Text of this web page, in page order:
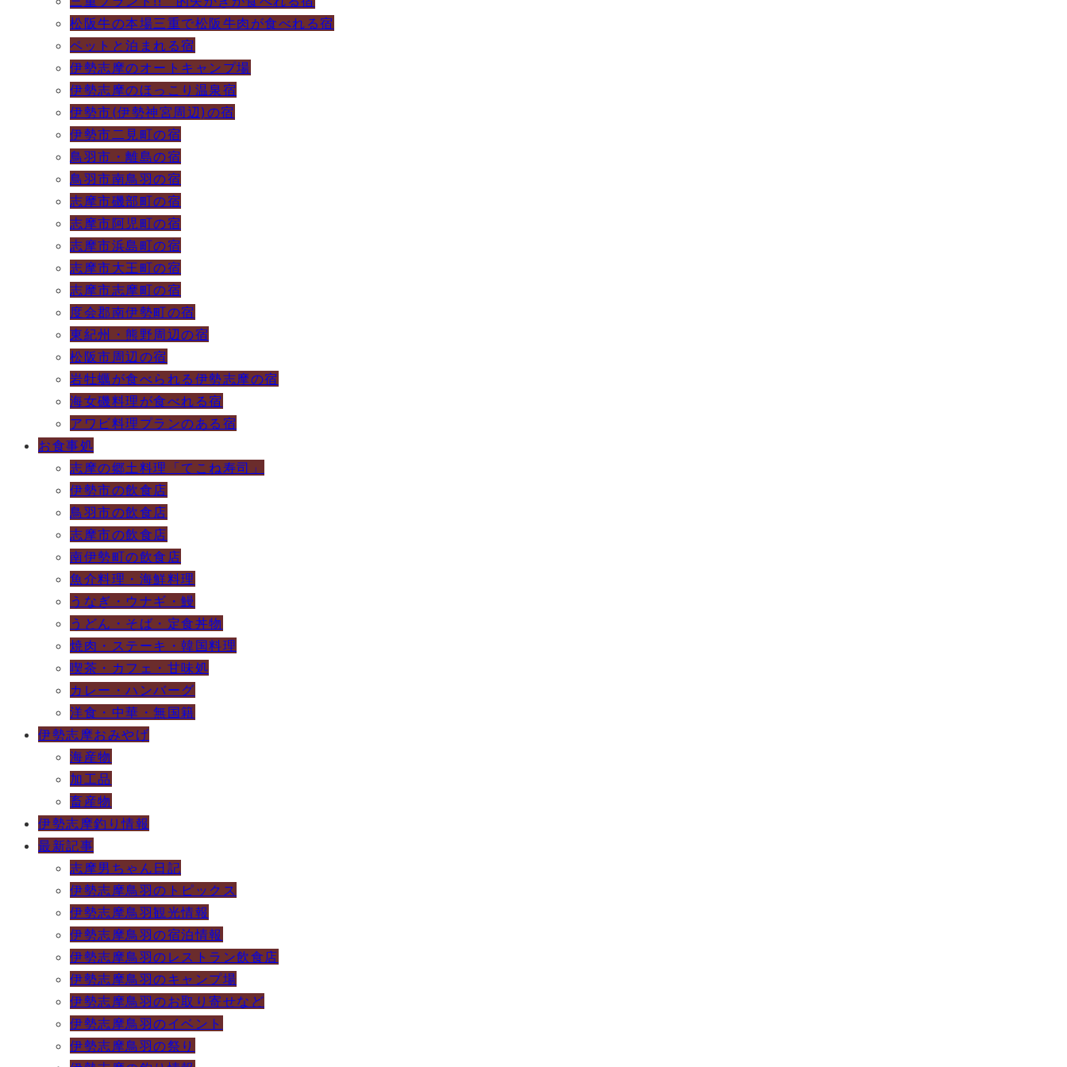
松阪牛の本場三重で松阪牛肉が食べれる宿
ペットと泊まれる宿
伊勢志摩のオートキャンプ場
伊勢志摩のほっこり温泉宿
伊勢市(伊勢神宮周辺)の宿
伊勢市二見町の宿
鳥羽市・離島の宿
鳥羽市南鳥羽の宿
志摩市磯部町の宿
志摩市阿児町の宿
志摩市浜島町の宿
志摩市大王町の宿
志摩市志摩町の宿
度会郡南伊勢町の宿
東紀州・熊野周辺の宿
松阪市周辺の宿
岩牡蠣が食べられる伊勢志摩の宿
海女磯料理が食べれる宿
アワビ料理プランのある宿
お食事処
志摩の郷土料理「てこね寿司」
伊勢市の飲食店
鳥羽市の飲食店
志摩市の飲食店
南伊勢町の飲食店
魚介料理・海鮮料理
うなぎ・ウナギ・鰻
うどん・そば・定食丼物
焼肉・ステーキ・韓国料理
喫茶・カフェ・甘味処
カレー・ハンバーグ
洋食・中華・無国籍
伊勢志摩おみやげ
海産物
加工品
畜産物
伊勢志摩釣り情報
最新記事
志摩男ちゃん日記
伊勢志摩鳥羽のトピックス
伊勢志摩鳥羽観光情報
伊勢志摩鳥羽の宿泊情報
伊勢志摩鳥羽のレストラン飲食店
伊勢志摩鳥羽のキャンプ場
伊勢志摩鳥羽のお取り寄せなど
伊勢志摩鳥羽のイベント
伊勢志摩鳥羽の祭り